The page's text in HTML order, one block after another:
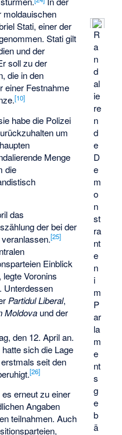
R
a
n
d
al
ie
re
n
d
e
D
e
m
o
n
st
ra
nt
e
n
i
m
P
ar
la
m
e
nt
s
g
e
b
ä
moldauischen
Stati, einer der
Stati gilt
und der
soll zu der
die in den
einer Festnahme
[10]
habe die Polizei
um
Menge
die
das
der bei der
[25]
Einblick
Voronins
Unterdessen
Partidul Liberal,
Moldova und der
den 12. April an.
sich die Lage
seit den
[26]
erneut zu einer
Angaben
teilnahmen. Auch